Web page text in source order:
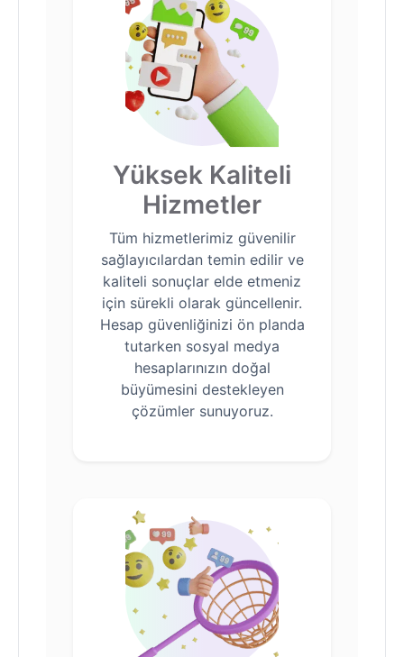
Yüksek Kaliteli
Hizmetler
Tüm hizmetlerimiz güvenilir
sağlayıcılardan temin edilir ve
kaliteli sonuçlar elde etmeniz
için sürekli olarak güncellenir.
Hesap güvenliğinizi ön planda
tutarken sosyal medya
hesaplarınızın doğal
büyümesini destekleyen
çözümler sunuyoruz.